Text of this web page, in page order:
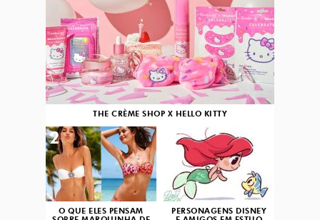
THE CRÈME SHOP X HELLO KITTY
O QUE ELES PENSAM
2
PERSONAGENS DISNEY
3